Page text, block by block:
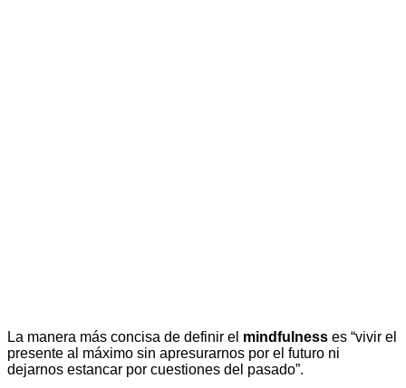
La manera más concisa de definir el mindfulness es “vivir el
presente al máximo sin apresurarnos por el futuro ni
dejarnos estancar por cuestiones del pasado”.